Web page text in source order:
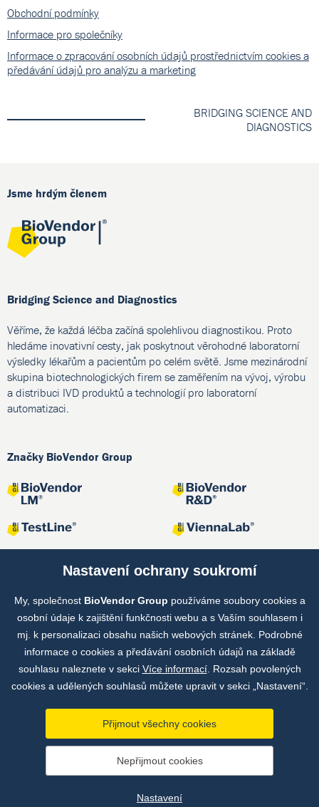
Obchodní podmínky
Informace pro společníky
Informace o zpracování osobních údajů prostřednictvím cookies a
předávání údajů pro analýzu a marketing
BRIDGING SCIENCE AND
DIAGNOSTICS
Jsme hrdým členem
Bridging Science and Diagnostics
Věříme, že každá léčba začíná spolehlivou diagnostikou. Proto
hledáme inovativní cesty, jak poskytnout věrohodné laboratorní
výsledky lékařům a pacientům po celém světě. Jsme mezinárodní
skupina biotechnologických firem se zaměřením na vývoj, výrobu
a distribuci IVD produktů a technologií pro laboratorní
automatizaci.
Značky BioVendor Group
Společné projekty
Copyright © by BioVendor Group 2026
Údaje o provozovateli webu
Nastavení ochrany soukromí
My, společnost BioVendor Group používáme soubory cookies a
osobní údaje k zajištění funkčnosti webu a s Vaším souhlasem i
mj. k personalizaci obsahu našich webových stránek. Podrobné
informace o cookies a předávání osobních údajů na základě
souhlasu naleznete v sekci Více informací. Rozsah povolených
cookies a udělených souhlasů můžete upravit v sekci „Nastavení“.
Přijmout všechny cookies
Nepřijmout cookies
Nastavení